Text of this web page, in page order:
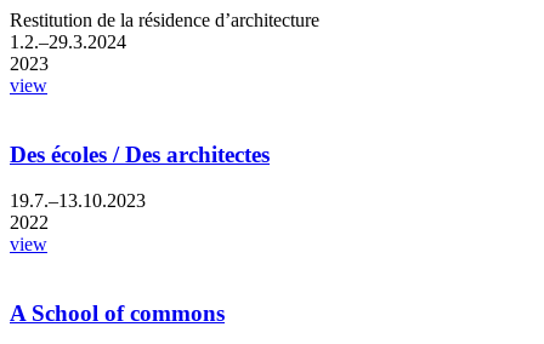
Restitution de la résidence d’architecture
1.2.–29.3.2024
2023
view
Des écoles / Des architectes
19.7.–13.10.2023
2022
view
A School of commons